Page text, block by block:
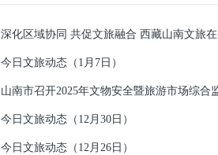
深化区域协同 共促文旅融合 西藏山南文旅
今日文旅动态（1月7日）
山南市召开2025年文物安全暨旅游市场综合
今日文旅动态（12月30日）
今日文旅动态（12月26日）